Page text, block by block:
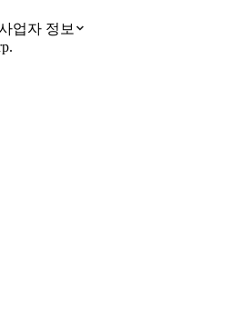
업자 정보